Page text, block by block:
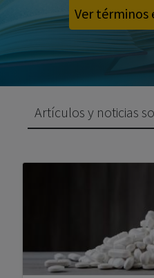
Ver términos
Artículos y noticias